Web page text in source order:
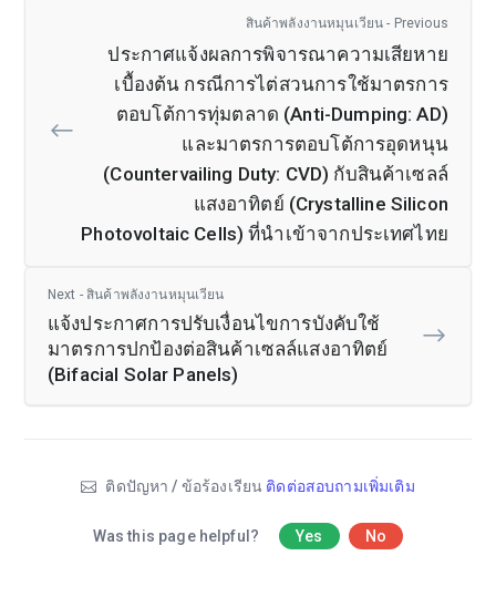
สินค้าพลังงานหมุนเวียน - Previous
ประกาศแจ้งผลการพิจารณาความเสียหาย
เบื้องต้น กรณีการไต่สวนการใช้มาตรการ
ตอบโต้การทุ่มตลาด (Anti-Dumping: AD)
และมาตรการตอบโต้การอุดหนุน
(Countervailing Duty: CVD) กับสินค้าเซลล์
แสงอาทิตย์ (Crystalline Silicon
Photovoltaic Cells) ที่นำเข้าจากประเทศไทย
Next - สินค้าพลังงานหมุนเวียน
แจ้งประกาศการปรับเงื่อนไขการบังคับใช้
มาตรการปกป้องต่อสินค้าเซลล์แสงอาทิตย์
(Bifacial Solar Panels)
ติดปัญหา / ข้อร้องเรียน ติดต่อสอบถามเพิ่มเติม
Was this page helpful? Yes No